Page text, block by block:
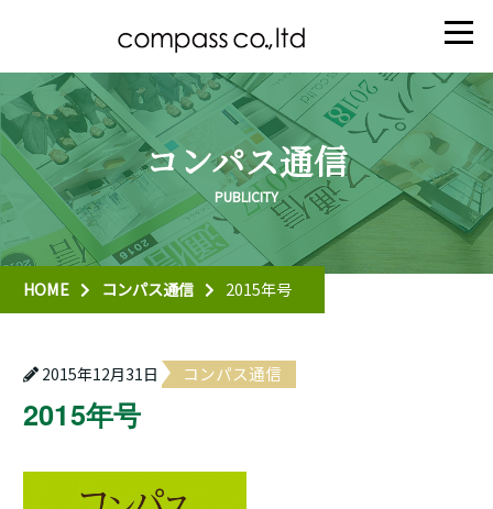
コンパス通信
HOME コンパス通信 2015年号
2015年12月31日 コンパス通信
2015年号